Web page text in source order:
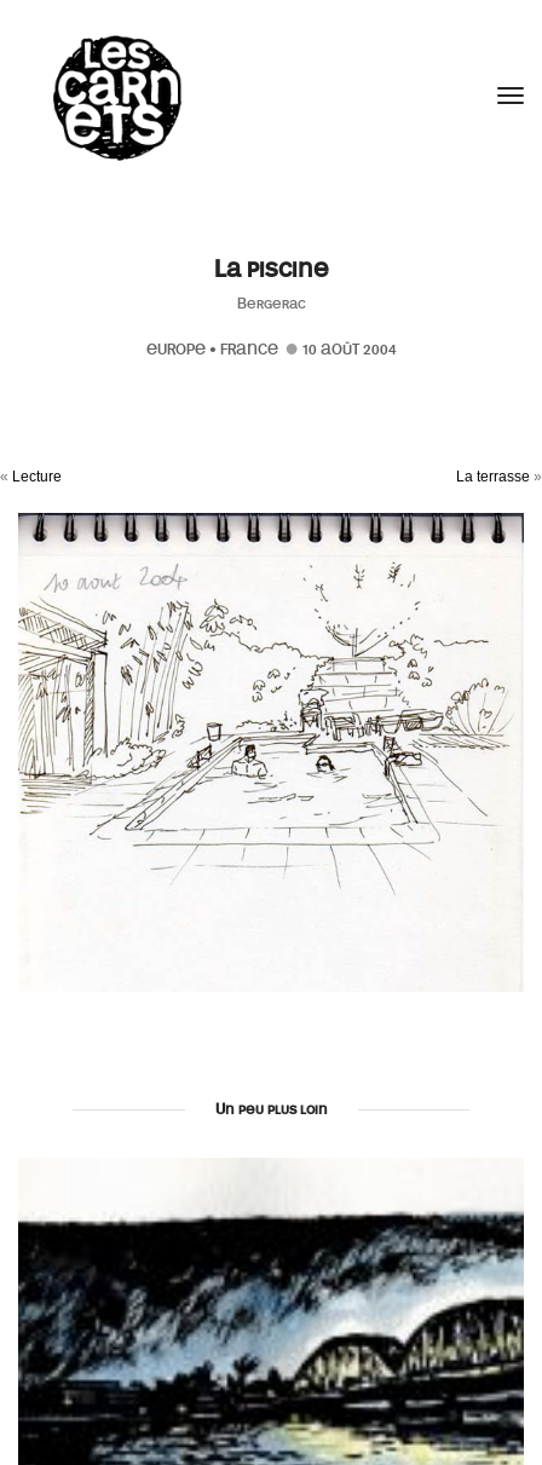
La piscine
Bergerac
EUROPE• FRANCE 10 AOÛT 2004
« Lecture La terrasse »
Un peu plus loin